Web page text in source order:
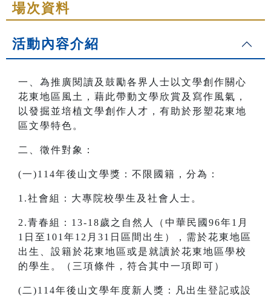
場次資料
活動內容介紹
一、為推廣閱讀及鼓勵各界人士以文學創作關心
花東地區風土，藉此帶動文學欣賞及寫作風氣，
以發掘並培植文學創作人才，有助於形塑花東地
區文學特色。
二、徵件對象：
(一)114年後山文學獎：不限國籍，分為：
1.社會組：大專院校學生及社會人士。
2.青春組：13-18歲之自然人（中華民國96年1月
1日至101年12月31日區間出生），需於花東地區
出生、設籍於花東地區或是就讀於花東地區學校
的學生。（三項條件，符合其中一項即可）
(二)114年後山文學年度新人獎：凡出生登記或設